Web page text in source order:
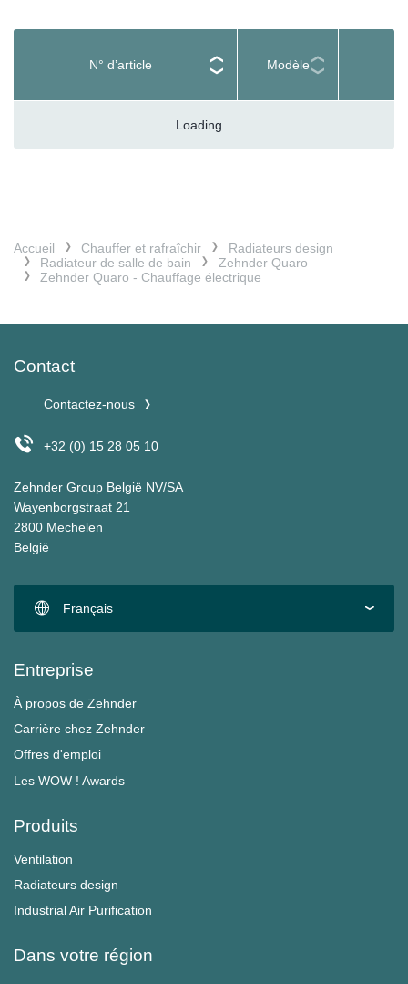
N° d’article Modèle
Loading...
Accueil Chauffer et rafraîchir
Radiateurs design
Radiateur de salle de bain
Zehnder Quaro
Zehnder Quaro - Chauffage électrique
Contact
Contactez-nous
+32 (0) 15 28 05 10
Zehnder Group België NV/SA
Wayenborgstraat 21
2800 Mechelen
België
Français
Entreprise
À propos de Zehnder
Carrière chez Zehnder
Offres d'emploi
Les WOW ! Awards
Produits
Ventilation
Radiateurs design
Industrial Air Purification
Dans votre région